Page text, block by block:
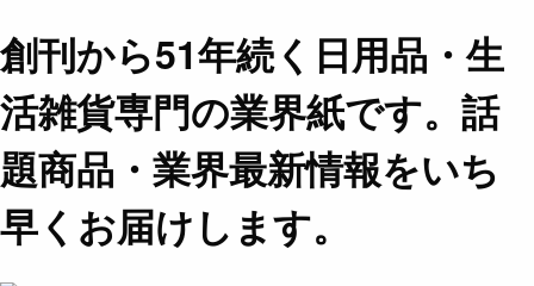
創刊から51年続く日用品・生
活雑貨専門の業界紙です。話
題商品・業界最新情報をいち
早くお届けします。